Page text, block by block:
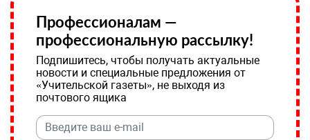
Профессионалам —
профессиональную рассылку!
Подпишитесь, чтобы получать актуальные
новости и специальные предложения от
«Учительской газеты», не выходя из
почтового ящика